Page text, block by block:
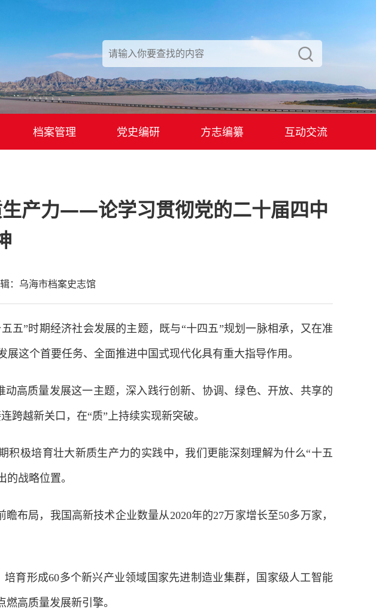
档案管理 党史编研 方志编纂 互动交流
产力——论学习贯彻党的二十届四中
：乌海市档案史志馆
五”时期经济社会发展的主题，既与“十四五”规划一脉相承，又在准
这个首要任务、全面推进中国式现代化具有重大指导作用。
高质量发展这一主题，深入践行创新、协调、绿色、开放、共享的
跨越新关口，在“质”上持续实现新突破。
极培育壮大新质生产力的实践中，我们更能深刻理解为什么“十五
战略位置。
局，我国高新技术企业数量从2020年的27万家增长至50多万家，
育形成60多个新兴产业领域国家先进制造业集群，国家级人工智能
高质量发展新引擎。